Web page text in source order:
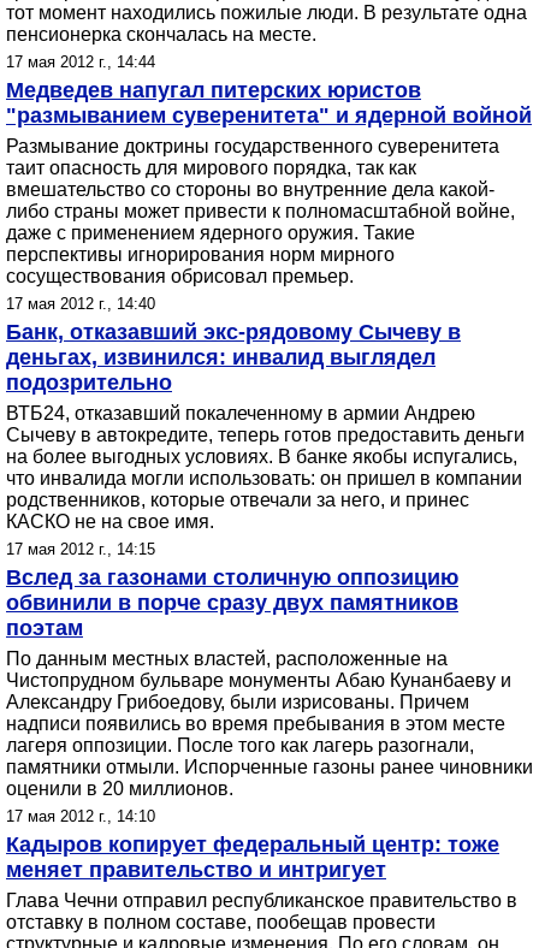
тот момент находились пожилые люди. В результате одна
пенсионерка скончалась на месте.
17 мая 2012 г., 14:44
Медведев напугал питерских юристов
"размыванием суверенитета" и ядерной войной
Размывание доктрины государственного суверенитета
таит опасность для мирового порядка, так как
вмешательство со стороны во внутренние дела какой-
либо страны может привести к полномасштабной войне,
даже с применением ядерного оружия. Такие
перспективы игнорирования норм мирного
сосуществования обрисовал премьер.
17 мая 2012 г., 14:40
Банк, отказавший экс-рядовому Сычеву в
деньгах, извинился: инвалид выглядел
подозрительно
ВТБ24, отказавший покалеченному в армии Андрею
Сычеву в автокредите, теперь готов предоставить деньги
на более выгодных условиях. В банке якобы испугались,
что инвалида могли использовать: он пришел в компании
родственников, которые отвечали за него, и принес
КАСКО не на свое имя.
17 мая 2012 г., 14:15
Вслед за газонами столичную оппозицию
обвинили в порче сразу двух памятников
поэтам
По данным местных властей, расположенные на
Чистопрудном бульваре монументы Абаю Кунанбаеву и
Александру Грибоедову, были изрисованы. Причем
надписи появились во время пребывания в этом месте
лагеря оппозиции. После того как лагерь разогнали,
памятники отмыли. Испорченные газоны ранее чиновники
оценили в 20 миллионов.
17 мая 2012 г., 14:10
Кадыров копирует федеральный центр: тоже
меняет правительство и интригует
Глава Чечни отправил республиканское правительство в
отставку в полном составе, пообещав провести
структурные и кадровые изменения. По его словам, он